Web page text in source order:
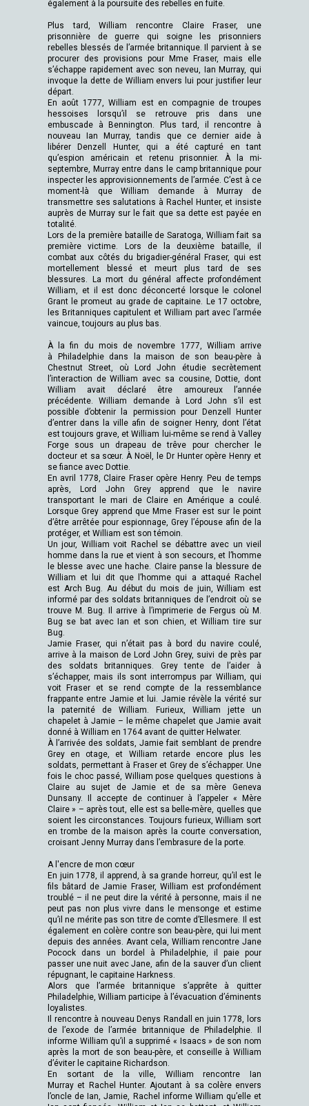
également à la poursuite des rebelles en fuite.
Plus tard, William rencontre Claire Fraser, une
prisonnière de guerre qui soigne les prisonniers
rebelles blessés de l’armée britannique. Il parvient à se
procurer des provisions pour Mme Fraser, mais elle
s’échappe rapidement avec son neveu, Ian Murray, qui
invoque la dette de William envers lui pour justifier leur
départ.
En août 1777, William est en compagnie de troupes
hessoises lorsqu’il se retrouve pris dans une
embuscade à Bennington. Plus tard, il rencontre à
nouveau Ian Murray, tandis que ce dernier aide à
libérer Denzell Hunter, qui a été capturé en tant
qu’espion américain et retenu prisonnier. À la mi-
septembre, Murray entre dans le camp britannique pour
inspecter les approvisionnements de l’armée. C’est à ce
moment-là que William demande à Murray de
transmettre ses salutations à Rachel Hunter, et insiste
auprès de Murray sur le fait que sa dette est payée en
totalité.
Lors de la première bataille de Saratoga, William fait sa
première victime. Lors de la deuxième bataille, il
combat aux côtés du brigadier-général Fraser, qui est
mortellement blessé et meurt plus tard de ses
blessures. La mort du général affecte profondément
William, et il est donc déconcerté lorsque le colonel
Grant le promeut au grade de capitaine. Le 17 octobre,
les Britanniques capitulent et William part avec l’armée
vaincue, toujours au plus bas.
À la fin du mois de novembre 1777, William arrive
à Philadelphie dans la maison de son beau-père à
Chestnut Street, où Lord John étudie secrètement
l’interaction de William avec sa cousine, Dottie, dont
William avait déclaré être amoureux l’année
précédente. William demande à Lord John s’il est
possible d’obtenir la permission pour Denzell Hunter
d’entrer dans la ville afin de soigner Henry, dont l’état
est toujours grave, et William lui-même se rend à Valley
Forge sous un drapeau de trêve pour chercher le
docteur et sa sœur. À Noël, le Dr Hunter opère Henry et
se fiance avec Dottie.
En avril 1778, Claire Fraser opère Henry. Peu de temps
après, Lord John Grey apprend que le navire
transportant le mari de Claire en Amérique a coulé.
Lorsque Grey apprend que Mme Fraser est sur le point
d’être arrêtée pour espionnage, Grey l’épouse afin de la
protéger, et William est son témoin.
Un jour, William voit Rachel se débattre avec un vieil
homme dans la rue et vient à son secours, et l’homme
le blesse avec une hache. Claire panse la blessure de
William et lui dit que l’homme qui a attaqué Rachel
est Arch Bug. Au début du mois de juin, William est
informé par des soldats britanniques de l’endroit où se
trouve M. Bug. Il arrive à l’imprimerie de Fergus où M.
Bug se bat avec Ian et son chien, et William tire sur
Bug.
Jamie Fraser, qui n’était pas à bord du navire coulé,
arrive à la maison de Lord John Grey, suivi de près par
des soldats britanniques. Grey tente de l’aider à
s’échapper, mais ils sont interrompus par William, qui
voit Fraser et se rend compte de la ressemblance
frappante entre Jamie et lui. Jamie révèle la vérité sur
la paternité de William. Furieux, William jette un
chapelet à Jamie – le même chapelet que Jamie avait
donné à William en 1764 avant de quitter Helwater.
À l’arrivée des soldats, Jamie fait semblant de prendre
Grey en otage, et William retarde encore plus les
soldats, permettant à Fraser et Grey de s’échapper. Une
fois le choc passé, William pose quelques questions à
Claire au sujet de Jamie et de sa mère Geneva
Dunsany. Il accepte de continuer à l’appeler « Mère
Claire » – après tout, elle est sa belle-mère, quelles que
soient les circonstances. Toujours furieux, William sort
en trombe de la maison après la courte conversation,
croisant Jenny Murray dans l’embrasure de la porte.
A l'encre de mon cœur
En juin 1778, il apprend, à sa grande horreur, qu’il est le
fils bâtard de Jamie Fraser, William est profondément
troublé – il ne peut dire la vérité à personne, mais il ne
peut pas non plus vivre dans le mensonge et estime
qu’il ne mérite pas son titre de comte d’Ellesmere. Il est
également en colère contre son beau-père, qui lui ment
depuis des années. Avant cela, William rencontre Jane
Pocock dans un bordel à Philadelphie, il paie pour
passer une nuit avec Jane, afin de la sauver d’un client
répugnant, le capitaine Harkness.
Alors que l’armée britannique s’apprête à quitter
Philadelphie, William participe à l’évacuation d’éminents
loyalistes.
Il rencontre à nouveau Denys Randall en juin 1778, lors
de l’exode de l’armée britannique de Philadelphie. Il
informe William qu’il a supprimé « Isaacs » de son nom
après la mort de son beau-père, et conseille à William
d’éviter le capitaine Richardson.
En sortant de la ville, William rencontre Ian
Murray et Rachel Hunter. Ajoutant à sa colère envers
l’oncle de Ian, Jamie, Rachel informe William qu’elle et